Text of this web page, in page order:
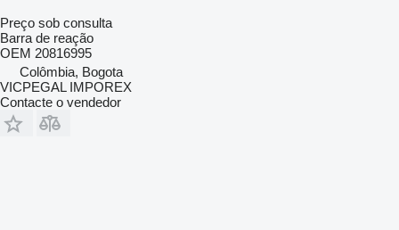
Preço sob consulta
Barra de reação
OEM 20816995
Colômbia, Bogota
VICPEGAL IMPOREX
Contacte o vendedor